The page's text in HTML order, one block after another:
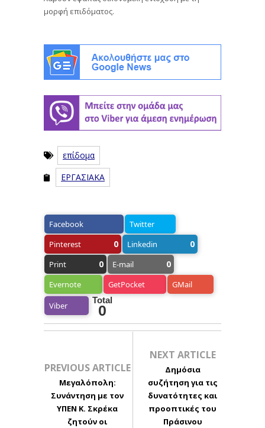
μορφή επιδόματος.
επίδομα
ΕΡΓΑΣΙΑΚΑ
Facebook
Twitter
Pinterest
0 Linkedin 0
Print 0 E-mail 0
Evernote GetPocket GMail
Viber
Total
0
PREVIOUS ARTICLE
Μεγαλόπολη:
Συνάντηση με τον
ΥΠΕΝ Κ. Σκρέκα
ζητούν οι
NEXT ARTICLE
Δημόσια
συζήτηση για τις
δυνατότητες και
προοπτικές του
Πράσινου